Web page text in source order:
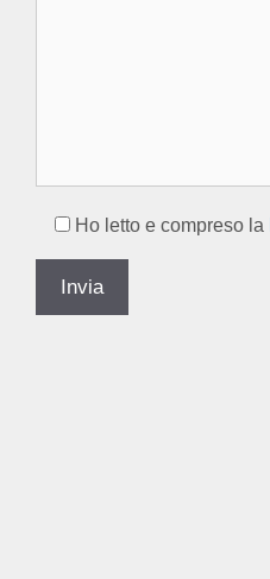
Ho letto e compreso la